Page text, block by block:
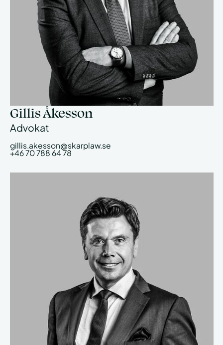
Gillis Åkesson
Advokat
gillis.akesson@skarplaw.se
+46 70 788 64 78